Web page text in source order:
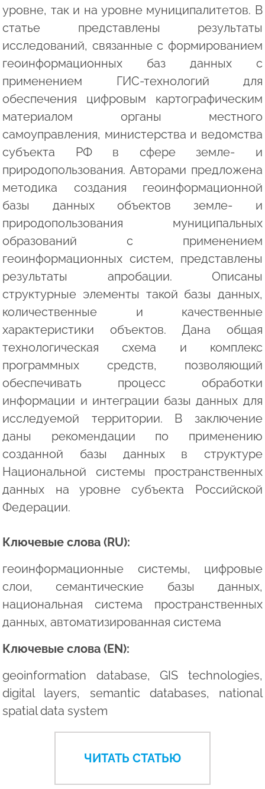
уровне, так и на уровне муниципалитетов. В
статье представлены результаты
исследований, связанные с формированием
геоинформационных баз данных с
применением ГИС-технологий для
обеспечения цифровым картографическим
материалом органы местного
самоуправления, министерства и ведомства
субъекта РФ в сфере земле- и
природопользования. Авторами предложена
методика создания геоинформационной
базы данных объектов земле- и
природопользования муниципальных
образований с применением
геоинформационных систем, представлены
результаты апробации. Описаны
структурные элементы такой базы данных,
количественные и качественные
характеристики объектов. Дана общая
технологическая схема и комплекс
программных средств, позволяющий
обеспечивать процесс обработки
информации и интеграции базы данных для
исследуемой территории. В заключение
даны рекомендации по применению
созданной базы данных в структуре
Национальной системы пространственных
данных на уровне субъекта Российской
Федерации.
Ключевые слова (RU):
геоинформационные системы, цифровые
слои, семантические базы данных,
национальная система пространственных
данных, автоматизированная система
Ключевые слова (EN):
geoinformation database, GIS technologies,
digital layers, semantic databases, national
spatial data system
ЧИТАТЬ СТАТЬЮ